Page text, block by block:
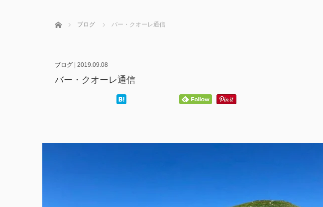
ホーム ブログ バー・クオーレ通信
ブログ| 2019.09.08
バー・クオーレ通信